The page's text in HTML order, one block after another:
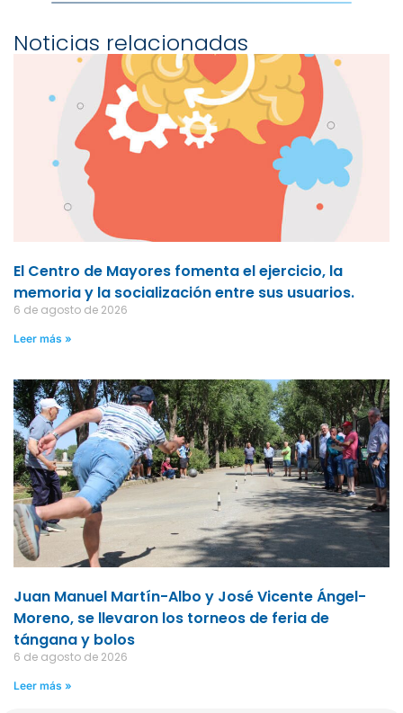
Noticias relacionadas
El Centro de Mayores fomenta el ejercicio, la
memoria y la socialización entre sus usuarios.
6 de agosto de 2026
Leer más »
Juan Manuel Martín-Albo y José Vicente Ángel-
Moreno, se llevaron los torneos de feria de
tángana y bolos
6 de agosto de 2026
Leer más »